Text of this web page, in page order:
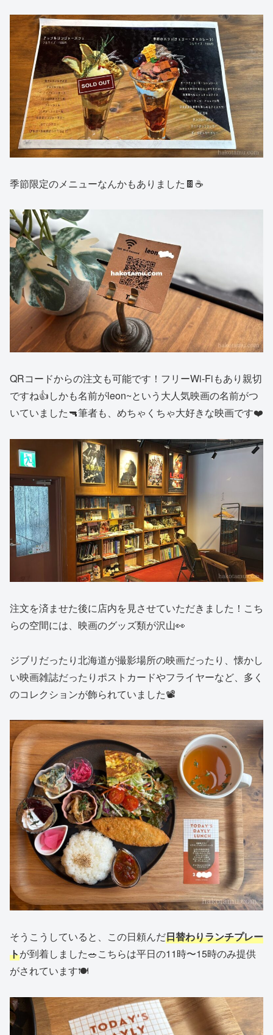
季節限定のメニューなんかもありました🍫☕️
QRコードからの注文も可能です！フリーWi-Fiもあり親切
ですね👍しかも名前がleon~という大人気映画の名前がつ
いていました🔫筆者も、めちゃくちゃ大好きな映画です❤️
注文を済ませた後に店内を見させていただきました！こち
らの空間には、映画のグッズ類が沢山👀
ジブリだったり北海道が撮影場所の映画だったり、懐かし
い映画雑誌だったりポストカードやフライヤーなど、多く
のコレクションが飾られていました📽️
そうこうしていると、この日頼んだ日替わりランチプレー
トが到着しました🥗こちらは平日の11時〜15時のみ提供
がされています🍽️